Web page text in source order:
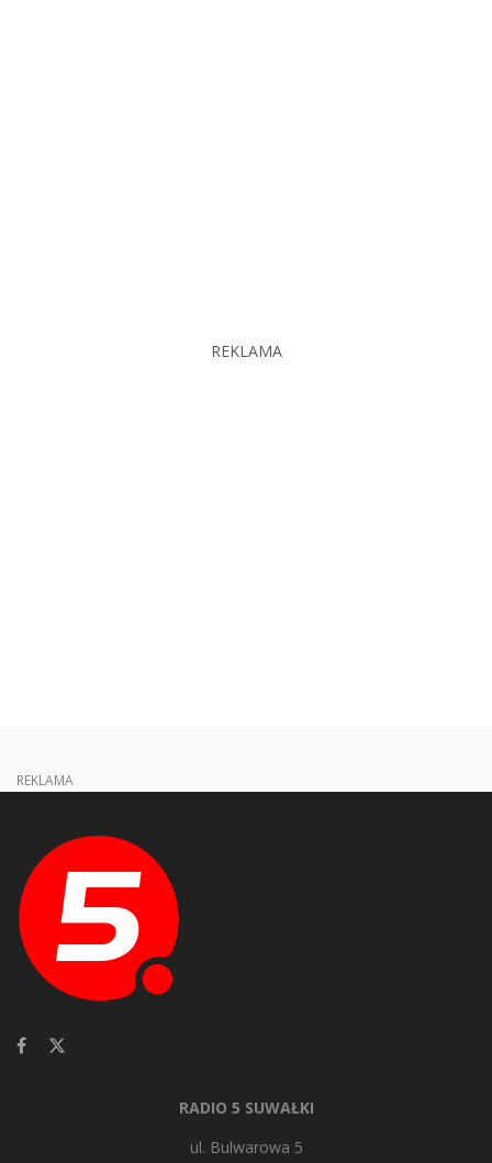
REKLAMA
REKLAMA
RADIO 5 SUWAŁKI
ul. Bulwarowa 5